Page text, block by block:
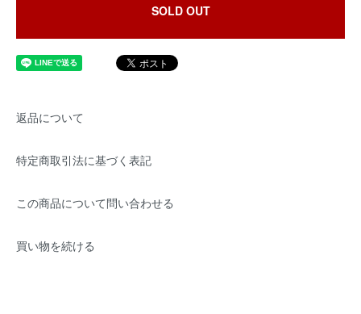
SOLD OUT
返品について
特定商取引法に基づく表記
この商品について問い合わせる
買い物を続ける